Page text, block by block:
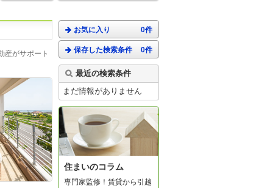
産がサポート
お気に入り 0件
保存した検索条件 0件
最近の検索条件
まだ情報がありません
住まいのコラム
専門家監修！賃貸から引越